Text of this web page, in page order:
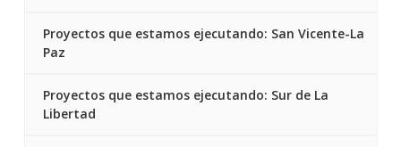
Proyectos que estamos ejecutando: San Vicente-La
Paz
Proyectos que estamos ejecutando: Sur de La
Libertad